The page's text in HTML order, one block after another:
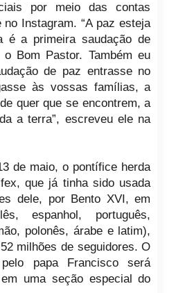
por meio das contas
Instagram. “A paz esteja
é a primeira saudação de
Bom Pastor. Também eu
de paz entrasse no
às vossas famílias, a
quer que se encontrem, a
a terra”, escreveu ele na
de maio, o pontífice herda
que já tinha sido usada
dele, por Bento XVI, em
espanhol, português,
polonês, árabe e latim),
milhões de seguidores. O
papa Francisco será
uma seção especial do